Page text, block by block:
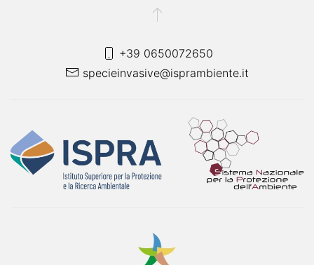
+39 0650072650
specieinvasive@isprambiente.it